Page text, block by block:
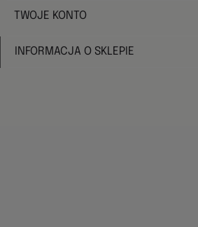
TWOJE KONTO
INFORMACJA O SKLEPIE